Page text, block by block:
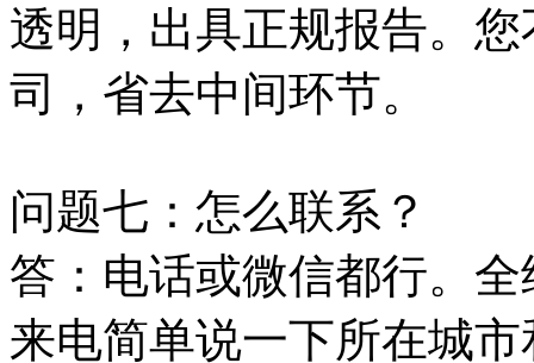
透明，出具正规报告。
司，省去中间环节。
问题七：怎么联系？
答：电话或微信都行。全
来电简单说一下所在城